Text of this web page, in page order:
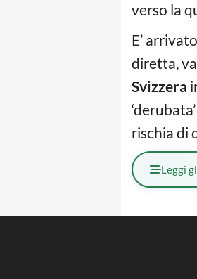
verso la
E’
diretta,
Svizzera
rischia di
Leggi